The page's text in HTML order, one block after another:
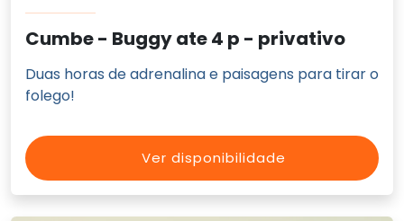
Cumbe - Buggy ate 4 p - privativo
Duas horas de adrenalina e paisagens para tirar o
folego!
Ver disponibilidade